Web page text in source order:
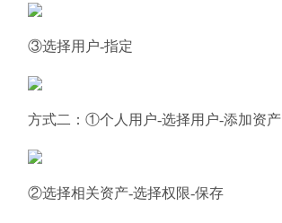
③选择用户-指定
方式二：①个人用户-选择用户-添加资产
②选择相关资产-选择权限-保存